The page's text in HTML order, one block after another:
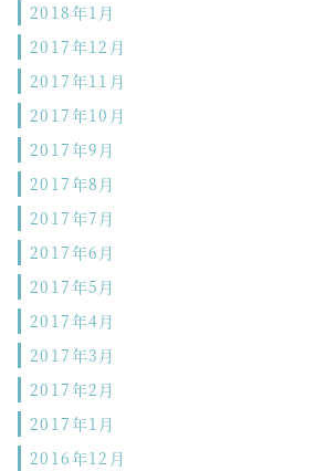
2018年1月
2017年12月
2017年11月
2017年10月
2017年9月
2017年8月
2017年7月
2017年6月
2017年5月
2017年4月
2017年3月
2017年2月
2017年1月
2016年12月